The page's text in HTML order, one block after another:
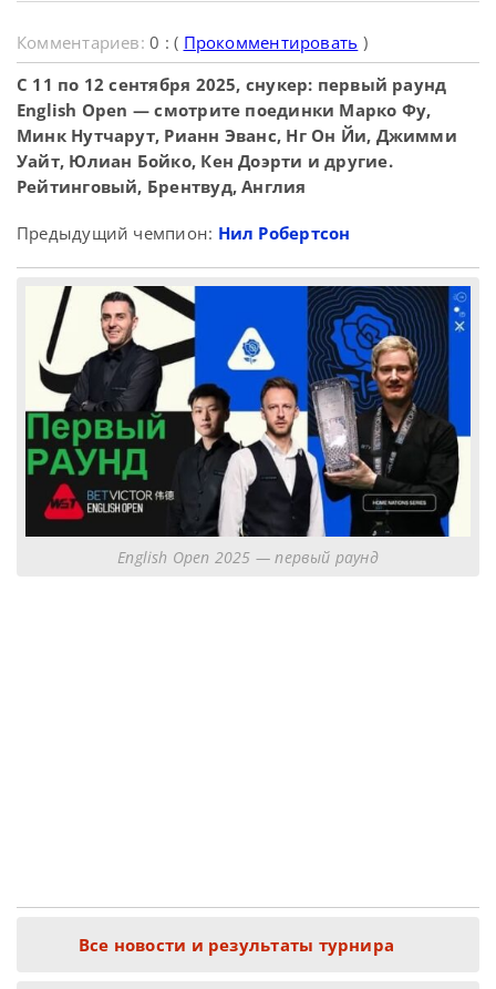
Комментариев:0 : ( Прокомментировать )
C 11 по 12 сентября 2025, снукер: первый раунд
English Open — смотрите поединки Марко Фу,
Минк Нутчарут, Рианн Эванс, Нг Он Йи, Джимми
Уайт, Юлиан Бойко, Кен Доэрти и другие.
Рейтинговый, Брентвуд, Англия
Предыдущий чемпион: Нил Робертсон
English Open 2025 — первый раунд
Все новости и результаты турнира